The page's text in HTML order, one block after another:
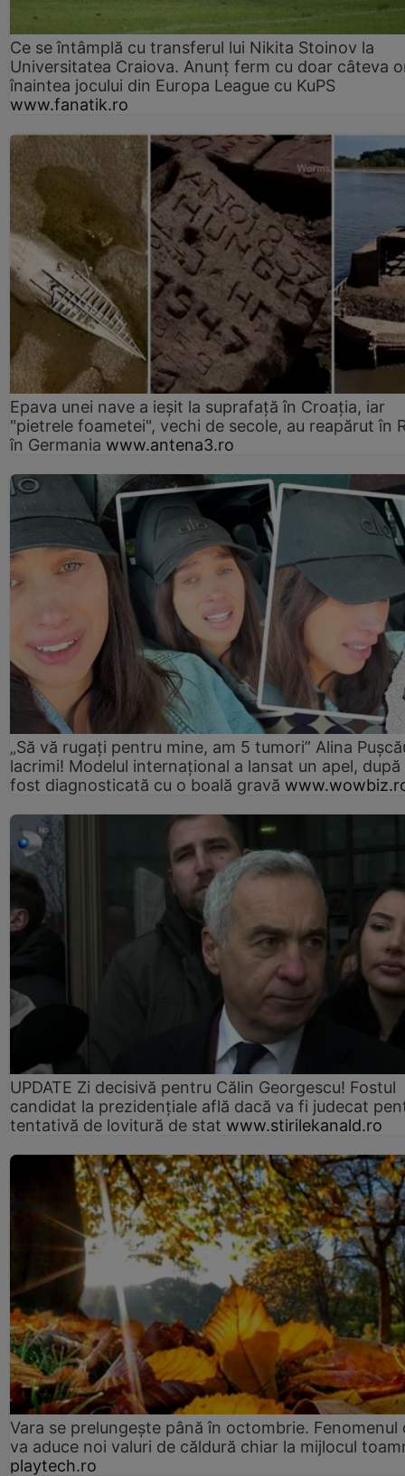
Ce se întâmplă cu transferul lui Nikita Stoinov la
Universitatea Craiova. Anunț ferm cu doar câteva
înaintea jocului din Europa League cu KuPS
www.fanatik.ro
Epava unei nave a ieșit la suprafață în Croația, iar
"pietrele foametei", vechi de secole, au reapărut în
în Germania www.antena3.ro
„Să vă rugați pentru mine, am 5 tumori” Alina
lacrimi! Modelul internațional a lansat un apel, după
fost diagnosticată cu o boală gravă
UPDATE Zi decisivă pentru Călin Georgescu! Fostul
candidat la prezidențiale află dacă va fi judecat
tentativă de lovitură de stat www.stirilekanald.ro
Vara se prelungeşte până în octombrie. Fenomenul
va aduce noi valuri de căldură chiar la mijlocul
playtech.ro